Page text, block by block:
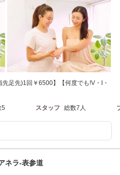
先足先)1回￥6500】【何度でも!V・I・
5 スタッフ 総数7人
ネラ‐表参道